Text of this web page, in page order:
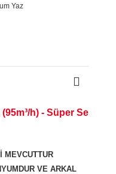
Yaz
h) - Süper Se
MEVCUTTUR
VE ARKAL